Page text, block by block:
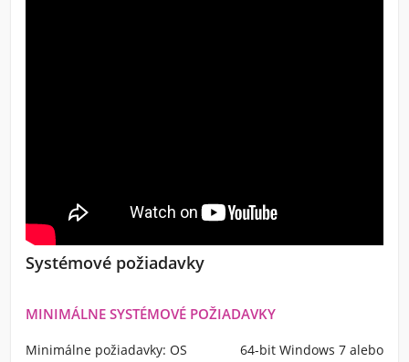
Systémové požiadavky
MINIMÁLNE SYSTÉMOVÉ POŽIADAVKY
Minimálne požiadavky: OS
64-bit Windows 7 alebo